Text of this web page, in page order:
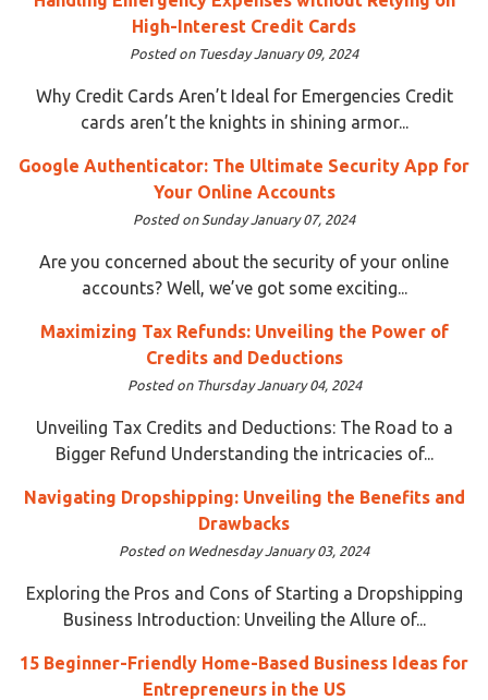
High-Interest Credit Cards
Posted on Tuesday January 09, 2024
Why Credit Cards Aren’t Ideal for Emergencies Credit
cards aren’t the knights in shining armor...
Google Authenticator: The Ultimate Security App for
Your Online Accounts
Posted on Sunday January 07, 2024
Are you concerned about the security of your online
accounts? Well, we’ve got some exciting...
Maximizing Tax Refunds: Unveiling the Power of
Credits and Deductions
Posted on Thursday January 04, 2024
Unveiling Tax Credits and Deductions: The Road to a
Bigger Refund Understanding the intricacies of...
Navigating Dropshipping: Unveiling the Benefits and
Drawbacks
Posted on Wednesday January 03, 2024
Exploring the Pros and Cons of Starting a Dropshipping
Business Introduction: Unveiling the Allure of...
15 Beginner-Friendly Home-Based Business Ideas for
Entrepreneurs in the US